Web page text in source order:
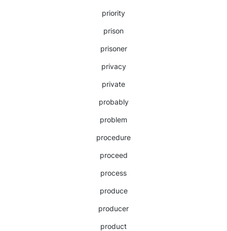
priority
prison
prisoner
privacy
private
probably
problem
procedure
proceed
process
produce
producer
product